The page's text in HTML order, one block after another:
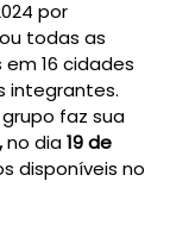
por
todas as
16 cidades
integrantes.
faz sua
no dia19 de
disponíveis no